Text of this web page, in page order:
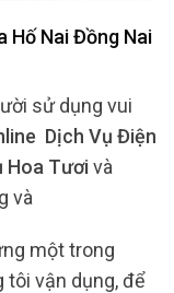
Hố Nai Đồng Nai
sử dụng vui
Dịch Vụ Điện
Hoa Tươivà
và
một trong
vận dụng, để